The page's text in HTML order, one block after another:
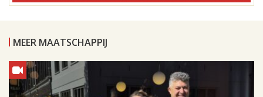
MEER MAATSCHAPPIJ